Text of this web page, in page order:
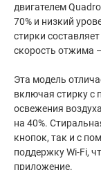
двигателем
70% и низкий
стирки
скорость отжима
Эта модель
включая стирку с
освежения
на 40%.
кнопок, так и с
поддержку Wi-Fi,
приложение.